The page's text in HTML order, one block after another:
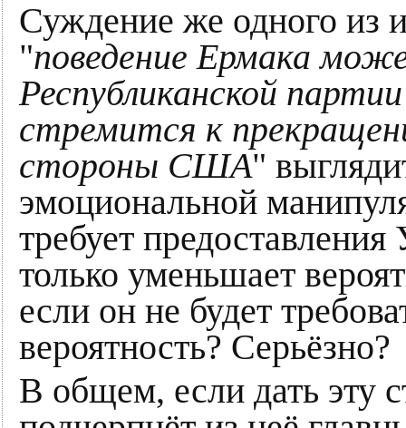
Суждение же одного из
"поведение Ермака
Республиканской
стремится к
стороны США"
эмоциональной
требует
только уменьшает
если он не будет
вероятность? Серьёзно?
В общем, если дать эту